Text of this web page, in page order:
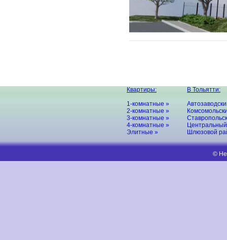
Квартиры:
1-комнатные »
2-комнатные »
3-комнатные »
4-комнатные »
Элитные »
В Тольятти:
Шлюзовой
©